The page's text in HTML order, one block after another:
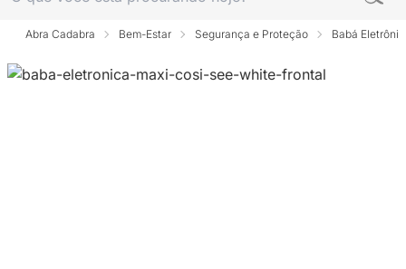
Abra Cadabra Bem-Estar Segurança e Proteção Babá